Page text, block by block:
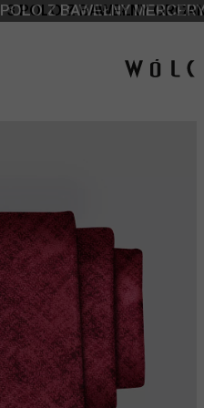
3 POLO Z BAWEŁNY
DO -50% | DODATKOWE -